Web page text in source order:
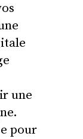
une
pour